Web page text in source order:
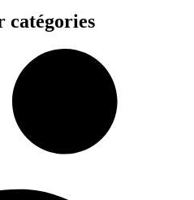
catégories